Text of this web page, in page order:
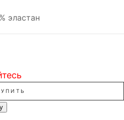
эластан